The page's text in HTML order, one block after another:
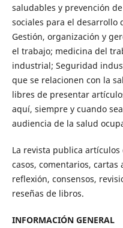
saludables y prevención
sociales para el desarrollo
Gestión, organización y
el trabajo; medicina del
industrial; Seguridad
que se relacionen con la
libres de presentar
aquí, siempre y cuando
audiencia de la salud
La revista publica
casos, comentarios,
reflexión, consensos,
reseñas de libros.
INFORMACIÓN GENERAL